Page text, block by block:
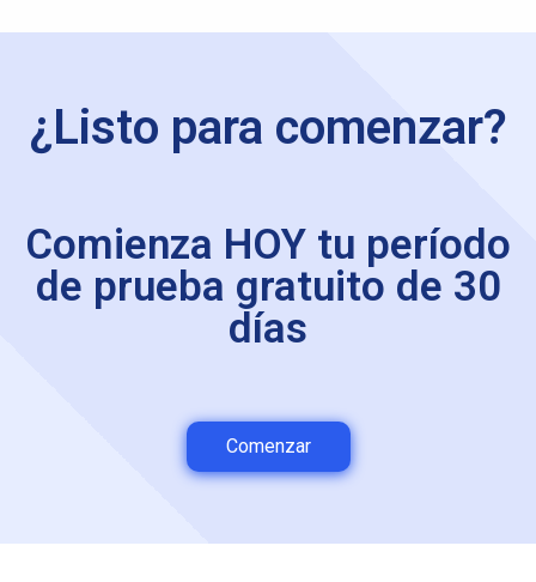
¿Listo para comenzar?
Comienza HOY tu período
de prueba gratuito de 30
días
Comenzar